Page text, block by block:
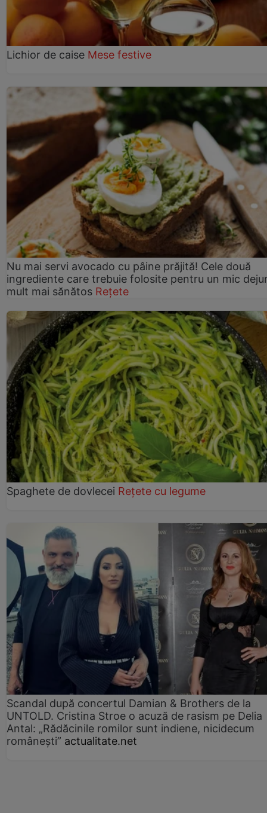
Lichior de caise Mese festive
Nu mai servi avocado cu pâine prăjită! Cele două
ingrediente care trebuie folosite pentru un mic
mult mai sănătos Rețete
Spaghete de dovlecei Rețete cu legume
Scandal după concertul Damian & Brothers de la
UNTOLD. Cristina Stroe o acuză de rasism pe Delia
Antal: „Rădăcinile romilor sunt indiene, nicidecum
românești” actualitate.net